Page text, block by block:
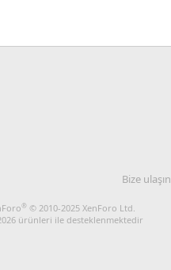
Bize ulaşın
® © 2010-2025 XenForo Ltd.
ürünleri ile desteklenmektedir